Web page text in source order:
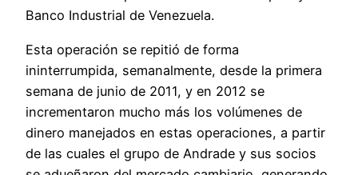
Banco Industrial de Venezuela.
Esta operación se repitió de forma
ininterrumpida, semanalmente, desde la primera
semana de junio de 2011, y en 2012 se
incrementaron mucho más los volúmenes de
dinero manejados en estas operaciones, a partir
de las cuales el grupo de Andrade y sus socios